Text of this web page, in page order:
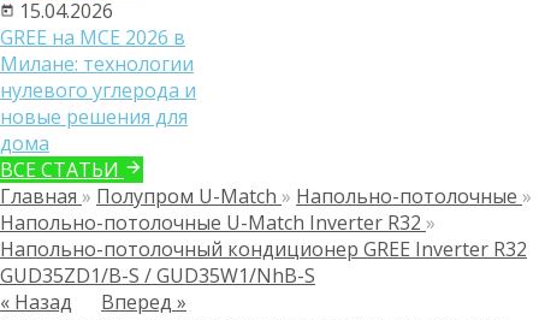
15.04.2026
GREE на MCE 2026 в
Милане: технологии
нулевого углерода и
новые решения для
дома
ВСЕ СТАТЬИ
Главная » Полупром U-Match » Напольно-потолочные »
Напольно-потолочные U-Match Inverter R32 »
Напольно-потолочный кондиционер GREE Inverter R32
GUD35ZD1/B-S / GUD35W1/NhB-S
« Назад
Вперед »